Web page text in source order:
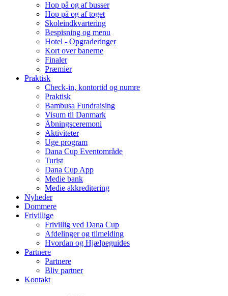
Hop på og af busser
Hop på og af toget
Skoleindkvartering
Bespisning og menu
Hotel - Opgraderinger
Kort over banerne
Finaler
Præmier
Praktisk
Check-in, kontortid og numre
Praktisk
Bambusa Fundraising
Visum til Danmark
Åbningsceremoni
Aktiviteter
Uge program
Dana Cup Eventområde
Turist
Dana Cup App
Medie bank
Medie akkreditering
Nyheder
Dommere
Frivillige
Frivillig ved Dana Cup
Afdelinger og tilmelding
Hvordan og Hjælpeguides
Partnere
Partnere
Bliv partner
Kontakt